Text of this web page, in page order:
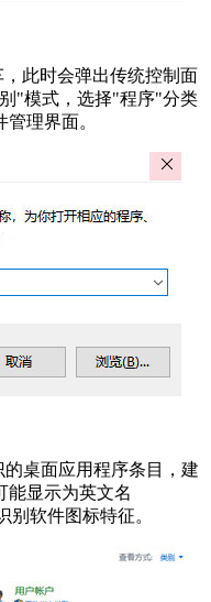
此时会弹出传统控制面
"模式，选择"程序"分类
理界面。
桌面应用程序条目，建
能显示为英文名
别软件图标特征。